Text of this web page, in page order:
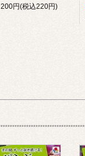
200円(税込220円)